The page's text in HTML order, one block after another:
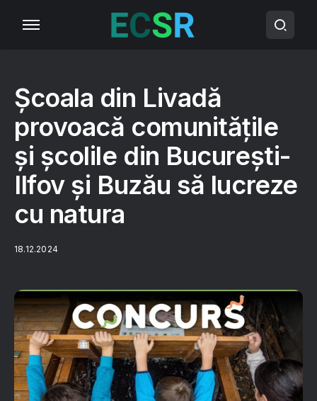
Școala din Livadă
provoacă comunitățile
și școlile din București-
Ilfov și Buzău să lucreze
cu natura
18.12.2024